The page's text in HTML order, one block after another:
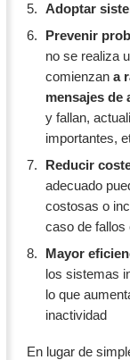
Adoptar
Prevenir
no se realiza
comienzan a
mensajes de
y fallan,
importantes,
Reducir
adecuado
costosas o
caso de fallos
Mayor
los sistemas
lo que
inactividad
En lugar de